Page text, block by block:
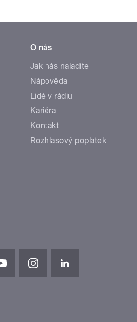
O nás
Jak nás naladíte
Nápověda
Lidé v rádiu
Kariéra
Kontakt
Rozhlasový poplatek